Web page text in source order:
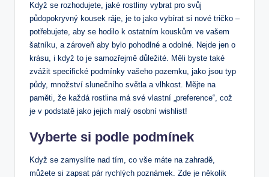
Když se rozhodujete, jaké rostliny vybrat pro svůj
půdopokryvný kousek ráje, je to jako vybírat si nové tričko –
potřebujete, aby se hodilo k ostatním kouskům ve vašem
šatníku, a zároveň aby bylo pohodlné a odolné. Nejde jen o
krásu, i když to je samozřejmě důležité. Měli byste také
zvážit specifické podmínky vašeho pozemku, jako jsou typ
půdy, množství slunečního světla a vlhkost. Mějte na
paměti, že každá rostlina má své vlastní „preference“, což
je v podstatě jako jejich malý osobní wishlist!
Vyberte si podle podmínek
Když se zamyslíte nad tím, co vše máte na zahradě,
můžete si zapsat pár rychlých poznámek. Zde je několik